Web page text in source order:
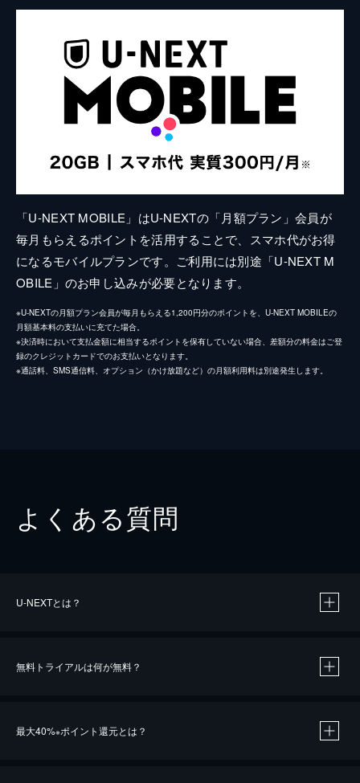
「U-NEXT MOBILE」はU-NEXTの「月額プラン」会員が
毎月もらえるポイントを活用することで、スマホ代がお得
になるモバイルプランです。ご利用には別途「U-NEXT M
OBILE」のお申し込みが必要となります。
※U-NEXTの月額プラン会員が毎月もらえる1,200円分のポイントを、U-NEXT MOBILEの
月額基本料の支払いに充てた場合。
※決済時において支払金額に相当するポイントを保有していない場合、差額分の料金はご登
録のクレジットカードでのお支払いとなります。
※通話料、SMS通信料、オプション（かけ放題など）の月額利用料は別途発生します。
よくある質問
U-NEXTとは？
無料トライアルは何が無料？
最大40%※ポイント還元とは？